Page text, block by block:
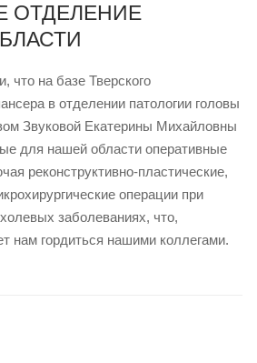
ОТДЕЛЕНИЕ
что на базе Тверского
в отделении патологии головы
Звуковой Екатерины Михайловны
для нашей области оперативные
реконструктивно-пластические,
операции при
заболеваниях, что,
нам гордиться нашими коллегами.